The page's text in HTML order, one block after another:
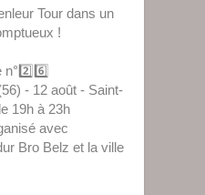
Tour dans un
!
n°2️⃣6️⃣
- 12 août - Saint-
19h à 23h
avec
Bro Belz et la ville